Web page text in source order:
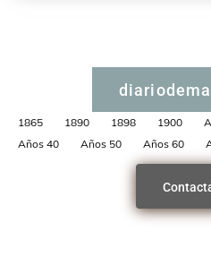
1865 1890 1898 1900
Años 40
Años 50 Años 60